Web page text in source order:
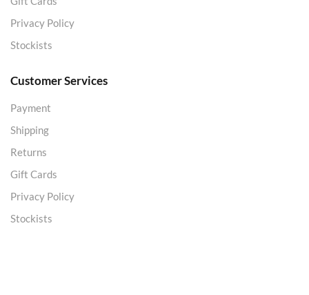
Privacy Policy
Stockists
Customer Services
Payment
Shipping
Returns
Gift Cards
Privacy Policy
Stockists